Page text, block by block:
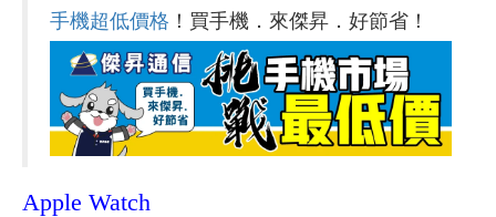
手機超低價格 ！買手機．來傑昇．好節省！
Apple Watch